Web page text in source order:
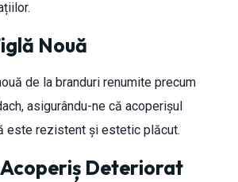
Nouă
de la branduri renumite precum
asigurându-ne că acoperișul
este rezistent și estetic plăcut.
Deteriorat